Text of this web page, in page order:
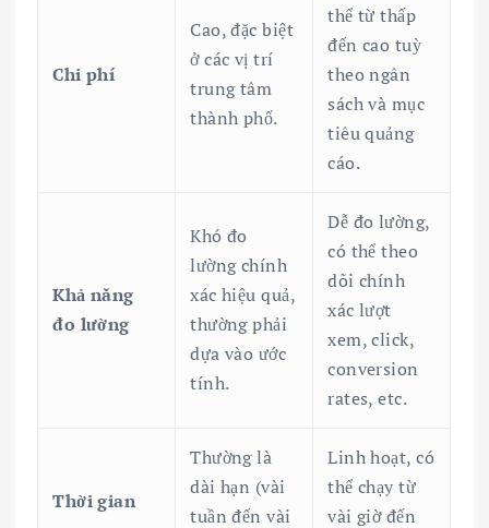
Chi phí
Cao, đặc biệt
ở các vị trí
trung tâm
thành phố.
thể từ thấp
đến cao tuỳ
theo ngân
sách và mục
tiêu quảng
cáo.
Khả năng
đo lường
Khó đo
lường chính
xác hiệu quả,
thường phải
dựa vào ước
tính.
Dễ đo lường,
có thể theo
dõi chính
xác lượt
xem, click,
conversion
rates, etc.
Thời gian
Thường là
dài hạn (vài
tuần đến vài
Linh hoạt, có
thể chạy từ
vài giờ đến